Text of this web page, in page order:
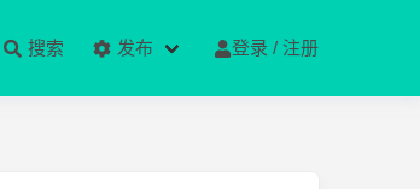
搜索 发布 登录 / 注册